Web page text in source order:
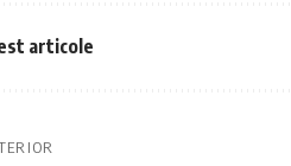
articole